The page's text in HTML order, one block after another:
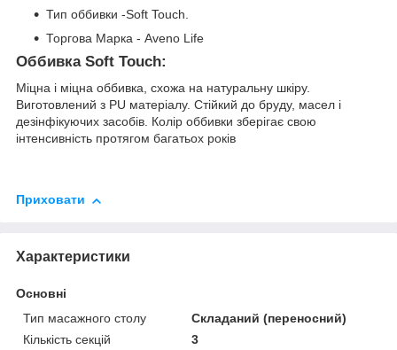
Тип оббивки -Soft Touch.
Торгова Марка - Aveno Life
Оббивка Soft Touch:
Міцна і міцна оббивка, схожа на натуральну шкіру.
Виготовлений з PU матеріалу. Стійкий до бруду, масел і
дезінфікуючих засобів. Колір оббивки зберігає свою
інтенсивність протягом багатьох років
Приховати
Характеристики
Основні
Тип масажного столу
Складаний (переносний)
Кількість секцій
3